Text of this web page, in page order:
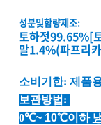
성분및함량제조:
토하젓99.65%[
말1.4%(파프리
소비기한: 제품
보관방법:
0℃~10℃이하